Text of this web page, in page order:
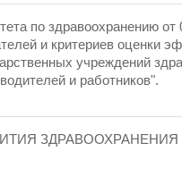
по здравоохранению
и критериев оценки
учреждений
и работников".
ЗДРАВООХРАНЕНИЯ